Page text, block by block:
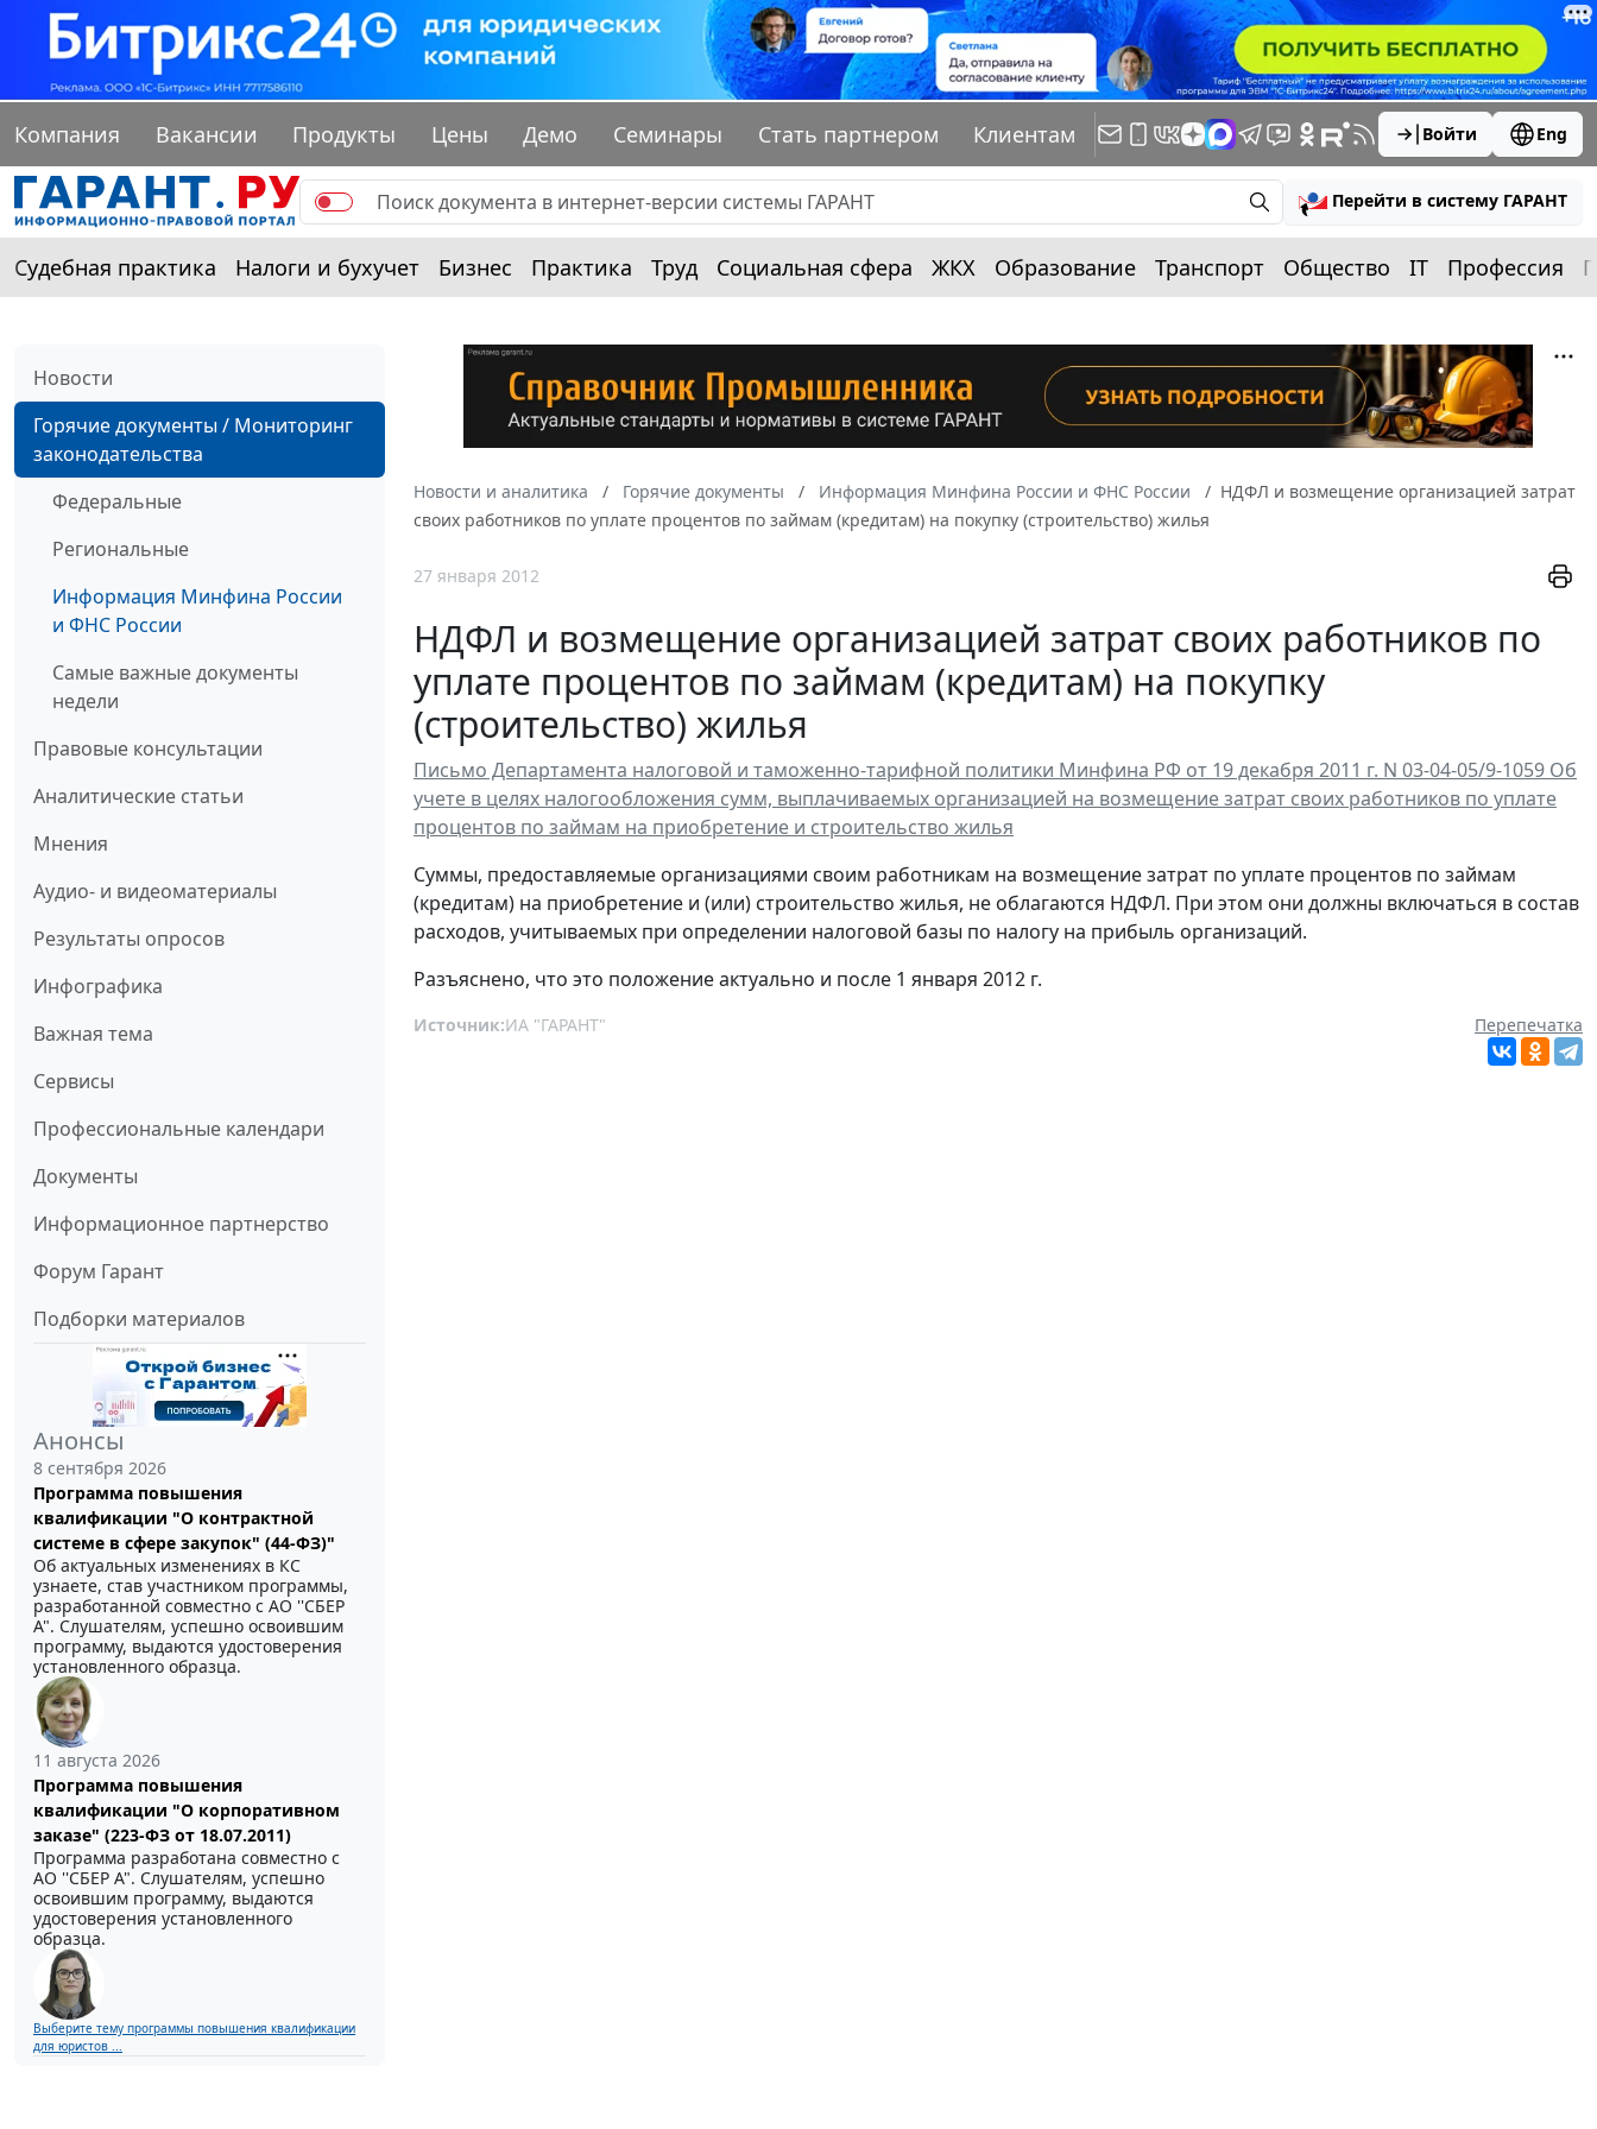
Компания Вакансии Продукты Цены Демо Семинары Стать партнером Клиентам Войти Eng
Перейти в систему ГАРАНТ
Судебная практика Налоги и бухучет Бизнес Практика Труд Социальная сфера ЖКХ Образование Транспорт Общество IT Профессия
Новости
Горячие документы / Мониторинг
законодательства
Федеральные
Региональные
Информация Минфина России
и ФНС России
Самые важные документы
недели
Правовые консультации
Аналитические статьи
Мнения
Аудио- и видеоматериалы
Результаты опросов
Инфографика
Важная тема
Сервисы
Профессиональные календари
Документы
Информационное партнерство
Форум Гарант
Подборки материалов
Анонсы
8 сентября 2026
Программа повышения
квалификации "О контрактной
системе в сфере закупок" (44-ФЗ)"
Об актуальных изменениях в КС
узнаете, став участником программы,
разработанной совместно с АО ''СБЕР
А". Слушателям, успешно освоившим
программу, выдаются удостоверения
установленного образца.
11 августа 2026
Программа повышения
квалификации "О корпоративном
заказе" (223-ФЗ от 18.07.2011)
Программа разработана совместно с
АО ''СБЕР А". Слушателям, успешно
освоившим программу, выдаются
удостоверения установленного
образца.
Выберите тему программы повышения квалификации
для юристов ...
Новости и аналитика Горячие документы Информация Минфина России и ФНС России
НДФЛ и возмещение организацией затрат
своих работников по уплате процентов по займам (кредитам) на покупку (строительство) жилья
27 января 2012
НДФЛ и возмещение организацией затрат своих работников по
уплате процентов по займам (кредитам) на покупку
(строительство) жилья
Письмо Департамента налоговой и таможенно-тарифной политики Минфина РФ от 19 декабря 2011 г. N 03-04-05/9-1059 Об
учете в целях налогообложения сумм, выплачиваемых организацией на возмещение затрат своих работников по уплате
процентов по займам на приобретение и строительство жилья
Суммы, предоставляемые организациями своим работникам на возмещение затрат по уплате процентов по займам
(кредитам) на приобретение и (или) строительство жилья, не облагаются НДФЛ. При этом они должны включаться в состав
расходов, учитываемых при определении налоговой базы по налогу на прибыль организаций.
Разъяснено, что это положение актуально и после 1 января 2012 г.
Источник:ИА "ГАРАНТ" Перепечатка